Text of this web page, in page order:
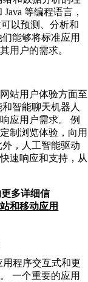
等编程语言，
可以预测、分析和
能够将标准应用
用户的需求。
站用户体验方面至
智能聊天机器人
应用户需求。 例
制浏览体验，向用
，人工智能驱动
速响应和支持，从
多详细信
和移动应用
程序交互式和更
一个重要的应用